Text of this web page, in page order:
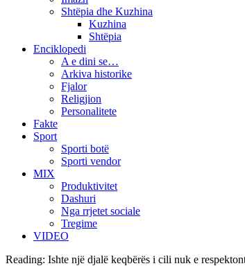
Shtëpia dhe Kuzhina
Kuzhina
Shtëpia
Enciklopedi
A e dini se…
Arkiva historike
Fjalor
Religjion
Personalitete
Fakte
Sport
Sporti botë
Sporti vendor
MIX
Produktivitet
Dashuri
Nga rrjetet sociale
Tregime
VIDEO
Reading: Ishte një djalë keqbërës i cili nuk e